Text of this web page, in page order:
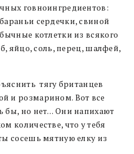
говноингредиентов:
сердечки, свиной
котлетки из всякого
яйцо, соль, перец, шалфей,
тягу британцев
и розмарином. Вот все
бы, но нет… Они напихают
количестве, что у тебя
сосешь мятную елку из